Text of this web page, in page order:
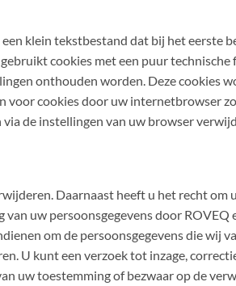
klein tekstbestand dat bij het eerste
cookies met een puur
onthouden worden. Deze cookies
cookies door uw internetbrowser
de instellingen van uw browser
Daarnaast heeft u het recht
uw persoonsgegevens door ROVEQ
om de persoonsgegevens die wij
U kunt een verzoek tot inzage,
uw toestemming of bezwaar op de